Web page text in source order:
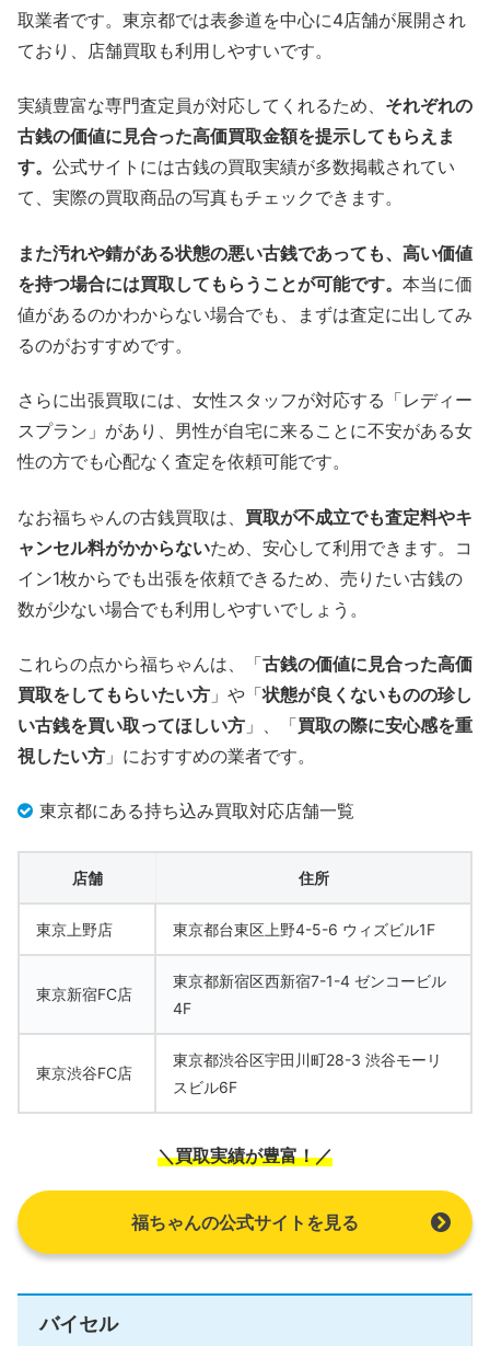
取業者です。東京都では表参道を中心に4店舗が展開され
ており、店舗買取も利用しやすいです。
実績豊富な専門査定員が対応してくれるため、 それぞれの
古銭の価値に見合った高価買取金額を提示してもらえま
す。 公式サイトには古銭の買取実績が多数掲載されてい
て、実際の買取商品の写真もチェックできます。
また汚れや錆がある状態の悪い古銭であっても、高い価値
を持つ場合には買取してもらうことが可能です。 本当に価
値があるのかわからない場合でも、まずは査定に出してみ
るのがおすすめです。
さらに出張買取には、女性スタッフが対応する「レディー
スプラン」があり、男性が自宅に来ることに不安がある女
性の方でも心配なく査定を依頼可能です。
なお福ちゃんの古銭買取は、 買取が不成立でも査定料やキ
ャンセル料がかからないため、安心して利用できます。コ
イン1枚からでも出張を依頼できるため、売りたい古銭の
数が少ない場合でも利用しやすいでしょう。
これらの点から福ちゃんは、「古銭の価値に見合った高価
買取をしてもらいたい方 」や「状態が良くないものの珍し
い古銭を買い取ってほしい方 」、「買取の際に安心感を重
視したい方 」におすすめの業者です。
東京都にある持ち込み買取対応店舗一覧
店舗 住所
東京上野店 東京都台東区上野4-5-6 ウィズビル1F
東京新宿FC店
東京都新宿区西新宿7-1-4 ゼンコービル
4F
東京渋谷FC店
東京都渋谷区宇田川町28-3 渋谷モーリ
スビル6F
＼買取実績が豊富！／
福ちゃんの公式サイトを見る
バイセル